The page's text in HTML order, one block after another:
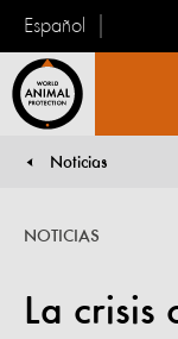
Español
Animal
Noticias
La crisis
NOTICIAS